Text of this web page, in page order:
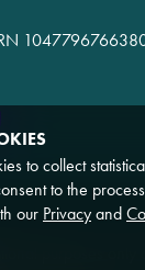
purposes only
to collect
to the
our Privacy and